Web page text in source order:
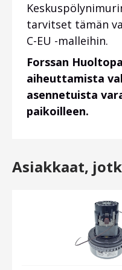
tarvitset tämän
C-EU -malleihin.
Forssan
aiheuttamista
asennetuista
paikoilleen.
Asiakkaat,